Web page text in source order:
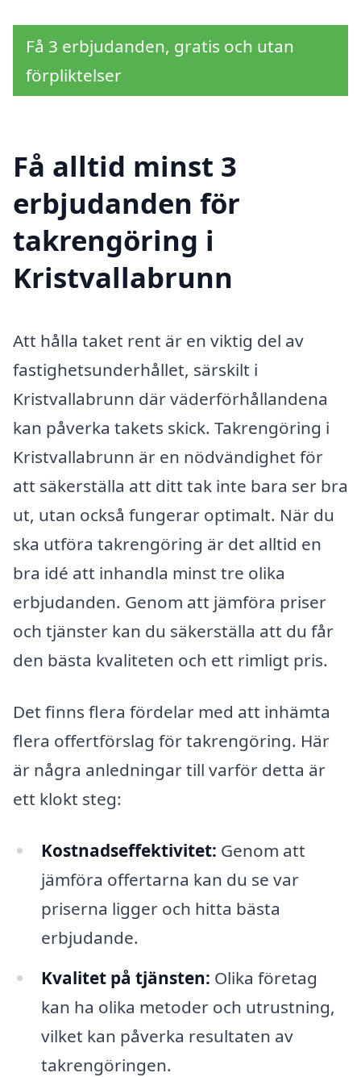
Få 3 erbjudanden, gratis och utan
förpliktelser
Få alltid minst 3
erbjudanden för
takrengöring i
Kristvallabrunn
Att hålla taket rent är en viktig del av
fastighetsunderhållet, särskilt i
Kristvallabrunn där väderförhållandena
kan påverka takets skick. Takrengöring i
Kristvallabrunn är en nödvändighet för
att säkerställa att ditt tak inte bara ser bra
ut, utan också fungerar optimalt. När du
ska utföra takrengöring är det alltid en
bra idé att inhandla minst tre olika
erbjudanden. Genom att jämföra priser
och tjänster kan du säkerställa att du får
den bästa kvaliteten och ett rimligt pris.
Det finns flera fördelar med att inhämta
flera offertförslag för takrengöring. Här
är några anledningar till varför detta är
ett klokt steg:
Kostnadseffektivitet: Genom att
jämföra offertarna kan du se var
priserna ligger och hitta bästa
erbjudande.
Kvalitet på tjänsten: Olika företag
kan ha olika metoder och utrustning,
vilket kan påverka resultaten av
takrengöringen.